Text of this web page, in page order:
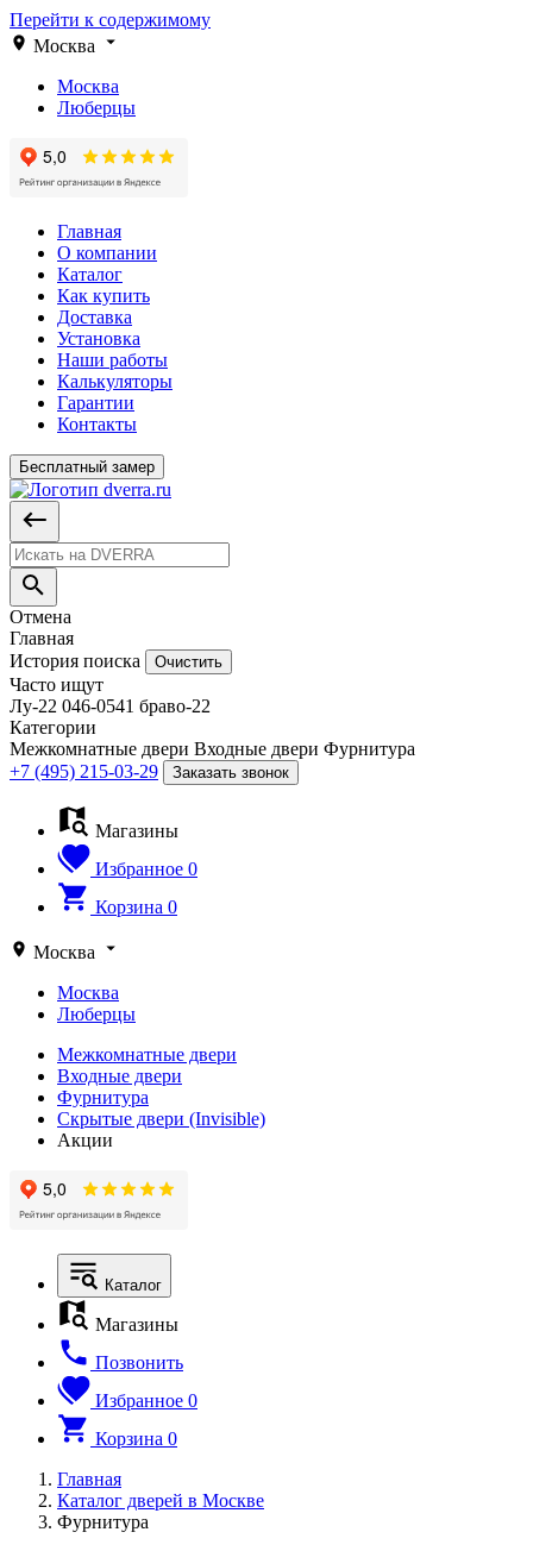
Перейти к содержимому
Москва
Москва
Люберцы
Главная
О компании
Каталог
Как купить
Доставка
Установка
Наши работы
Калькуляторы
Гарантии
Контакты
Бесплатный замер
Отмена
Главная
История поиска
Очистить
Часто ищут
Лу-22 046-0541 браво-22
Категории
Межкомнатные двери Входные двери Фурнитура
+7 (495) 215-03-29
Заказать звонок
Магазины
Избранное 0
Корзина 0
Москва
Москва
Люберцы
Межкомнатные двери
Входные двери
Фурнитура
Скрытые двери (Invisible)
Акции
Каталог
Магазины
Позвонить
Избранное 0
Корзина 0
Главная
Каталог дверей в Москве
Фурнитура